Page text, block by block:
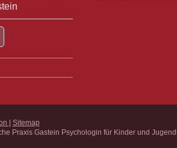
Sitemap
Praxis Gastein Psychologin für Kinder und